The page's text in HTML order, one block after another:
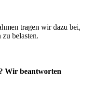
tragen wir dazu bei,
belasten.
Wir beantworten